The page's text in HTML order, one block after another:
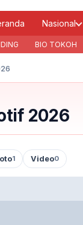
Nasional
BIO TOKOH
2026
1 Video0